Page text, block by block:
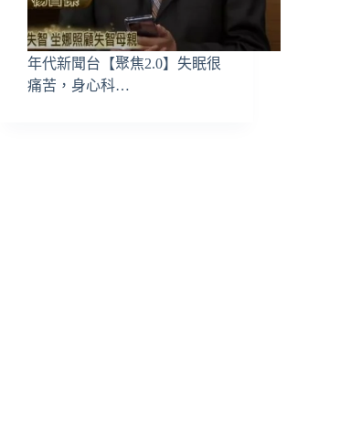
年代新聞台【聚焦2.0】失眠很
痛苦，身心科…